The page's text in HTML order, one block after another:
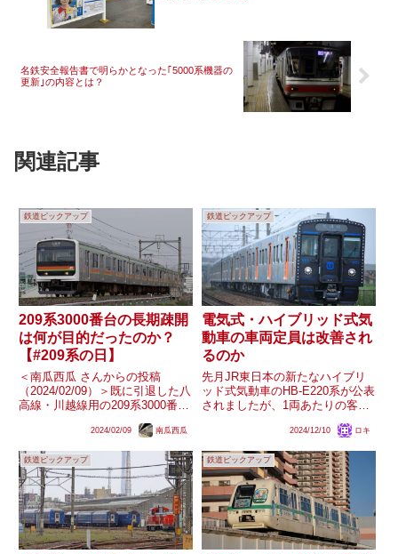
名鉄安全報告書で明らかとなった｢5000系機器の
更新｣の内容とは？
関連記事
鉄道ピックアップ
209系3000番台の長期疎開
は何が目的だったのか？
【#209系の日】
＜南瓜西瓜 さんからの投稿
（2024/02/09）＞既に引退した八
高線・川越線用の209系3000番台
月の間、最大3編成が一休車とし
て疎開され続けていました。結局
3編成全てが廃車解体されてしま
ったもの...
2024/02/09 南瓜西瓜
鉄道ピックアップ
電気式・ハイブリッド式気
動車の車両定員は改善され
るのか
先月JR東日本の新たなハイブリ
ッド式気動車のHB-E220系が公表
されましたが、1両あたりの客室
ることが非常に注目されていたよ
うです。特に後者は同社の電気式
気動車のGV-E400系やそれをベー
スとしたJR北海道...
2024/12/10 ロキ
鉄道ピックアップ 鉄道ピックアップ